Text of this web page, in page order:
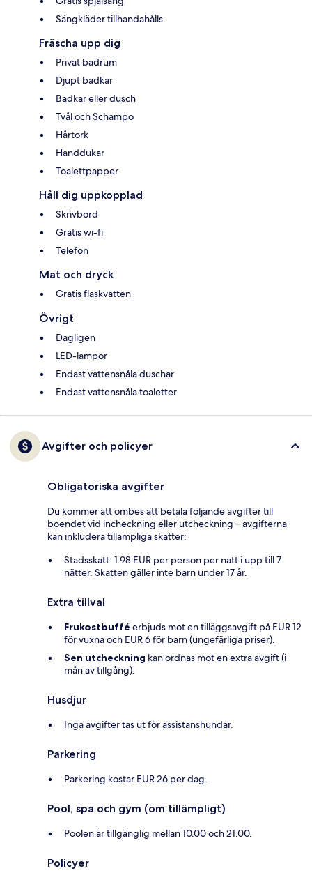
Sängkläder tillhandahålls
Fräscha upp dig
Privat badrum
Djupt badkar
Badkar eller dusch
Tvål och Schampo
Hårtork
Handdukar
Toalettpapper
Håll dig uppkopplad
Skrivbord
Gratis wi-fi
Telefon
Mat och dryck
Gratis flaskvatten
Övrigt
Dagligen
LED-lampor
Endast vattensnåla duschar
Endast vattensnåla toaletter
Avgifter och policyer
Obligatoriska avgifter
Du kommer att ombes att betala följande avgifter till
boendet vid incheckning eller utcheckning – avgifterna
kan inkludera tillämpliga skatter:
Stadsskatt: 1.98 EUR per person per natt i upp till 7
nätter. Skatten gäller inte barn under 17 år.
Extra tillval
Frukostbuffé erbjuds mot en tilläggsavgift på EUR 12
för vuxna och EUR 6 för barn (ungefärliga priser).
Sen utcheckning kan ordnas mot en extra avgift (i
mån av tillgång).
Husdjur
Inga avgifter tas ut för assistanshundar.
Parkering
Parkering kostar EUR 26 per dag.
Pool, spa och gym (om tillämpligt)
Poolen är tillgänglig mellan 10.00 och 21.00.
Policyer